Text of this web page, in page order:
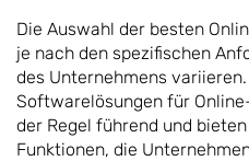
Die Auswahl der besten
je nach den spezifischen
des Unternehmens
Softwarelösungen für
der Regel führend und
Funktionen, die